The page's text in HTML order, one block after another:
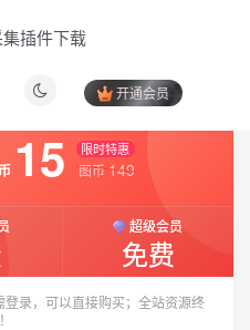
插件下载
开通会员
15 限时特惠
图币 149
超级会员
免费
登录，可以直接购买；全站资源终